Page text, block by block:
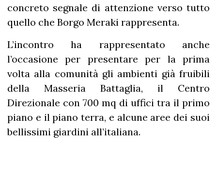
concreto segnale di attenzione verso tutto
quello che Borgo Meraki rappresenta.
L’incontro ha rappresentato anche
l’occasione per presentare per la prima
volta alla comunità gli ambienti già fruibili
della Masseria Battaglia, il Centro
Direzionale con 700 mq di uffici tra il primo
piano e il piano terra, e alcune aree dei suoi
bellissimi giardini all’italiana.